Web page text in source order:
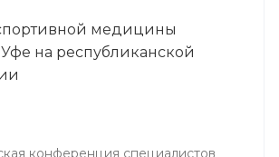
медицины
на республиканской
конференция специалистов